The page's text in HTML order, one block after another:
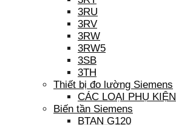
3RU
3RV
3RW
3RW5
3SB
3TH
Thiết bị đo lường Siemens
CÁC LOẠI PHỤ KIỆN
Biến tần Siemens
BTAN G120